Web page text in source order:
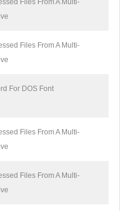
Files From A Multi-
Files From A Multi-
For DOS Font
Files From A Multi-
Files From A Multi-